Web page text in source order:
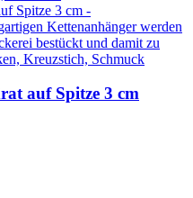
auf Spitze 3 cm